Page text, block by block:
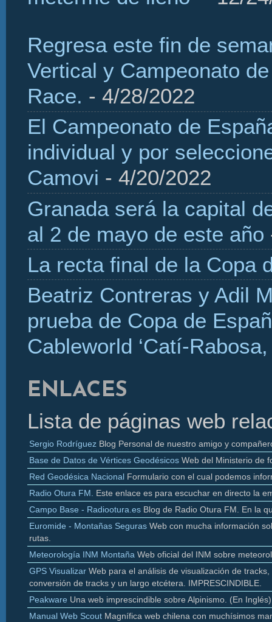
Regresa este fin de
Vertical y Campeonato
Race. - 4/28/2022
El Campeonato de
individual y por
Camovi - 4/20/2022
Granada será la capital
al 2 de mayo de este año
La recta final de la Copa
Beatriz Contreras y Adil
prueba de Copa de
Cableworld ‘Catí-
ENLACES
Lista de páginas web
Sergio Rodríguez Blog Personal de nuestro amigo y
Base de Datos de Vértices Geodésicos Web del Ministerio de
Red Geodésica Nacional Formulario con el cual podemos
Radio Otura FM.
Este enlace es para escuchar en directo la
Campo Base - Radiootura.es Blog de Radio Otura FM. En la
Euromide - Montañas Seguras Web con mucha información
rutas.
Meteorología INM Montaña Web oficial del INM sobre
GPS Visualizar Web para el análisis de visualización de tracks
conversión de tracks y un largo etcétera. IMPRESCINDIBLE.
Peakware Una web imprescindible sobre Alpinismo. (En Inglés)
Manual Web Scout Magnífica web chilena con muchísimos